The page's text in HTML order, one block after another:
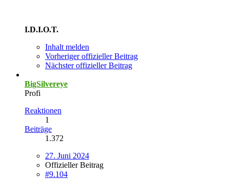
I.D.I.O.T.
Inhalt melden
Vorheriger offizieller Beitrag
Nächster offizieller Beitrag
BigSilvereye
Profi
Reaktionen
1
Beiträge
1.372
27. Juni 2024
Offizieller Beitrag
#9.104